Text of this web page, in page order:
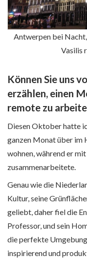
Antwerpen bei
Vasilis
Können Sie uns
erzählen, einen
remote zu
Diesen Oktober hatte
ganzen Monat über im
wohnen, während er
zusammenarbeitete.
Genau wie die
Kultur, seine
geliebt, daher fiel die
Professor, und sein
die perfekte
inspirierend und